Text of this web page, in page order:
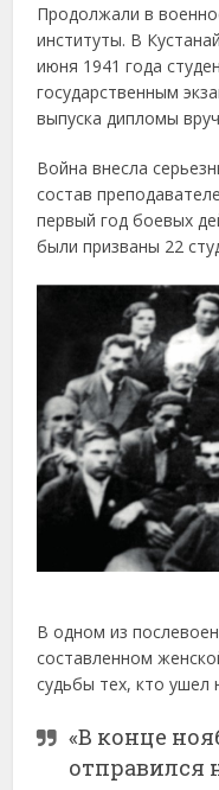
Продолжали в
институты. В
июня 1941 года
государственным
выпуска дипломы
Война внесла
состав
первый год боевых
были призваны 22
В одном из
составленном
судьбы тех, кто ушел
«В конце
отправился